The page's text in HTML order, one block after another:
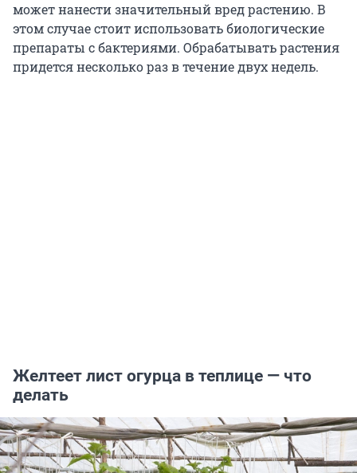
может нанести значительный вред растению. В
этом случае стоит использовать биологические
препараты с бактериями. Обрабатывать растения
придется несколько раз в течение двух недель.
Желтеет лист огурца в теплице — что
делать